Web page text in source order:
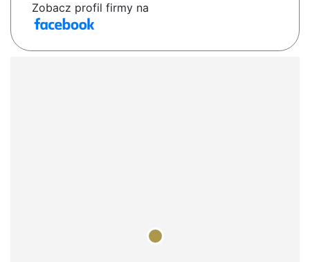
Zobacz profil firmy na